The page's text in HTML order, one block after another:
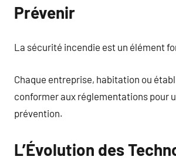
Prévenir
La sécurité incendie est un élément
Chaque entreprise, habitation ou
conformer aux réglementations pour
prévention.
L’Évolution des